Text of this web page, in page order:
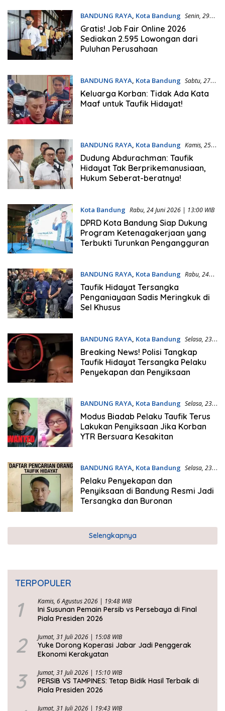
BANDUNG RAYA, Kota Bandung Senin, 29
Juni 2026 | 13:12 WIB
Gratis! Job Fair Online 2026
Sediakan 2.595 Lowongan dari
Puluhan Perusahaan
BANDUNG RAYA, Kota Bandung Sabtu, 27
Juni 2026 | 08:43 WIB
Keluarga Korban: Tidak Ada Kata
Maaf untuk Taufik Hidayat!
BANDUNG RAYA, Kota Bandung Kamis, 25
Juni 2026 | 21:24 WIB
Dudung Abdurachman: Taufik
Hidayat Tak Berprikemanusiaan,
Hukum Seberat-beratnya!
Kota Bandung Rabu, 24 Juni 2026 | 13:00 WIB
DPRD Kota Bandung Siap Dukung
Program Ketenagakerjaan yang
Terbukti Turunkan Pengangguran
BANDUNG RAYA, Kota Bandung Rabu, 24
Juni 2026 | 07:49 WIB
Taufik Hidayat Tersangka
Penganiayaan Sadis Meringkuk di
Sel Khusus
BANDUNG RAYA Kota Bandung Selasa, 23
Juni 2026 | 21:49 WIB
Breaking News! Polisi Tangkap
Taufik Hidayat Tersangka Pelaku
Penyekapan dan Penyiksaan
BANDUNG RAYA, Kota Bandung Selasa, 23
Juni 2026 | 14:20 WIB
Modus Biadab Pelaku Taufik Terus
Lakukan Penyiksaan Jika Korban
YTR Bersuara Kesakitan
BANDUNG RAYA, Kota Bandung Selasa, 23
Juni 2026 | 13:55 WIB
Pelaku Penyekapan dan
Penyiksaan di Bandung Resmi Jadi
Tersangka dan Buronan
Selengkapnya
TERPOPULER
1 Kamis, 6 Agustus 2026 | 19:48 WIB
Ini Susunan Pemain Persib vs Persebaya di Final
Piala Presiden 2026
2 Jumat, 31 Juli 2026 | 15:08 WIB
Yuke Dorong Koperasi Jabar Jadi Penggerak
Ekonomi Kerakyatan
3 Jumat, 31 Juli 2026 | 15:10 WIB
PERSIB VS TAMPINES: Tetap Bidik Hasil Terbaik di
Piala Presiden 2026
Jumat, 31 Juli 2026 | 19:43 WIB